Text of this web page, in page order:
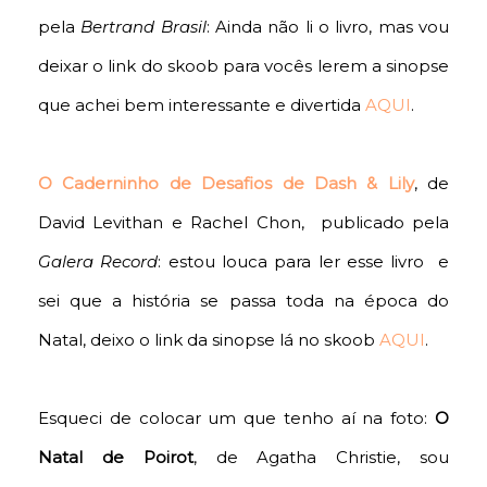
pela Bertrand Brasil: Ainda não li o livro, mas vou
deixar o link do skoob para vocês lerem a sinopse
que achei bem interessante e divertida AQUI.
O Caderninho de Desafios de Dash & Lily, de
David Levithan e Rachel Chon, publicado pela
Galera Record: estou louca para ler esse livro e
sei que a história se passa toda na época do
Natal, deixo o link da sinopse lá no skoob AQUI.
Esqueci de colocar um que tenho aí na foto: O
Natal de Poirot, de Agatha Christie, sou